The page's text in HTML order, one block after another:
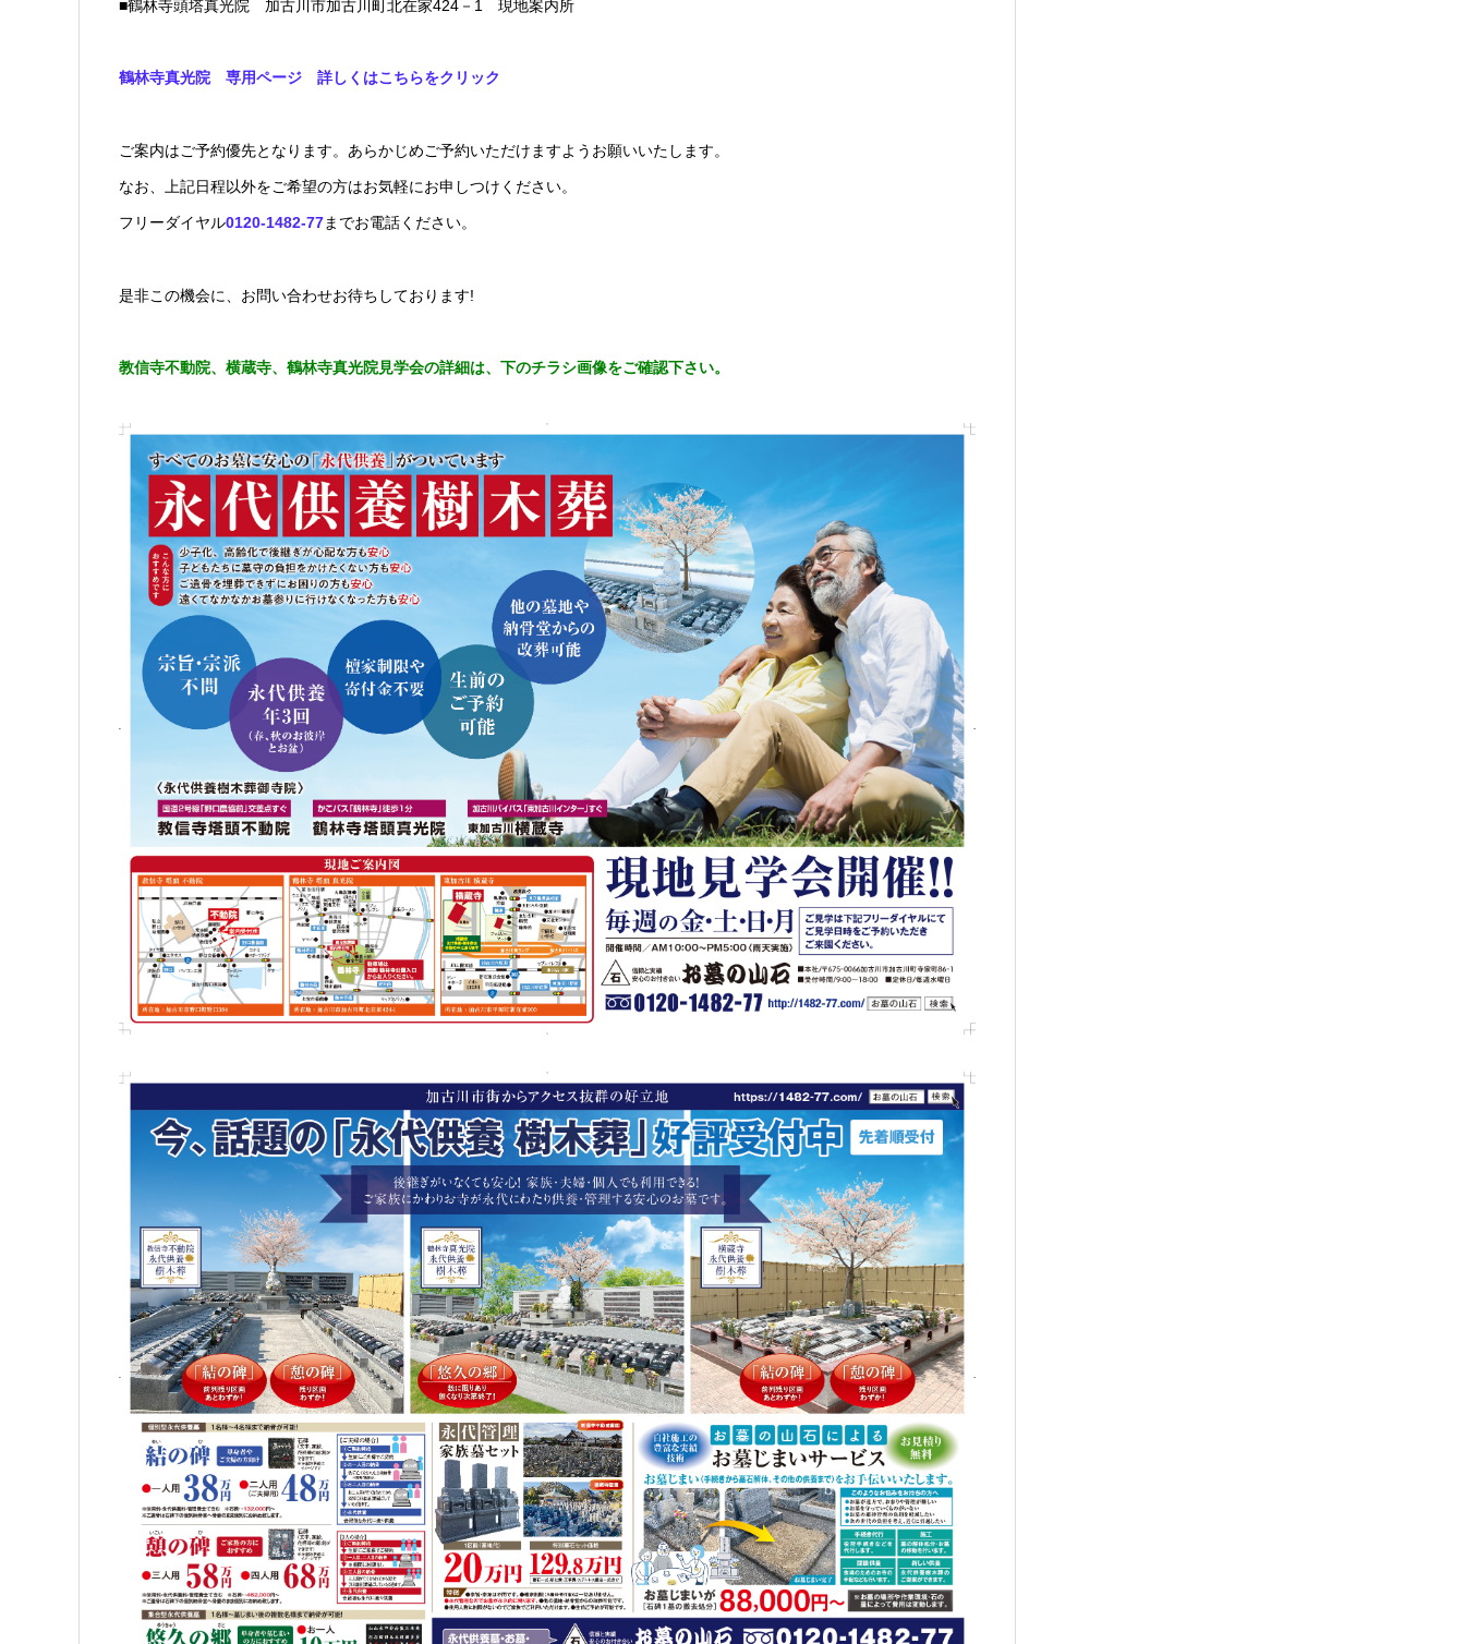
■鶴林寺頭塔真光院 加古川市加古川町北在家424－1 現地案内所
鶴林寺真光院 専用ページ 詳しくはこちらをクリック
ご案内はご予約優先となります。あらかじめご予約いただけますようお願いいたします。
なお、上記日程以外をご希望の方はお気軽にお申しつけください。
フリーダイヤル0120-1482-77までお電話ください。
是非この機会に、お問い合わせお待ちしております!
教信寺不動院、横蔵寺、鶴林寺真光院見学会の詳細は、下のチラシ画像をご確認下さい。